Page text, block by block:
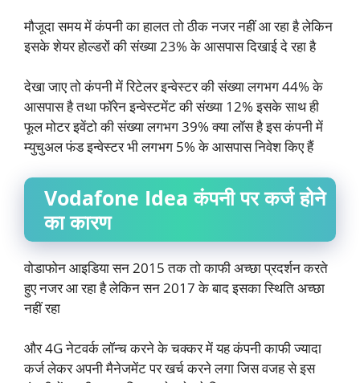
मौजूदा समय में कंपनी का हालत तो ठीक नजर नहीं आ रहा है लेकिन
इसके शेयर होल्डरों की संख्या 23% के आसपास दिखाई दे रहा है
देखा जाए तो कंपनी में रिटेलर इन्वेस्टर की संख्या लगभग 44% के
आसपास है तथा फॉरेन इन्वेस्टमेंट की संख्या 12% इसके साथ ही
फूल मोटर इवेंटो की संख्या लगभग 39% क्या लॉस है इस कंपनी में
म्युचुअल फंड इन्वेस्टर भी लगभग 5% के आसपास निवेश किए हैं
Vodafone Idea कंपनी पर कर्ज होने
का कारण
वोडाफोन आइडिया सन 2015 तक तो काफी अच्छा प्रदर्शन करते
हुए नजर आ रहा है लेकिन सन 2017 के बाद इसका स्थिति अच्छा
नहीं रहा
और 4G नेटवर्क लॉन्च करने के चक्कर में यह कंपनी काफी ज्यादा
कर्ज लेकर अपनी मैनेजमेंट पर खर्च करने लगा जिस वजह से इस